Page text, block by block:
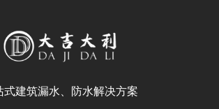
式建筑漏水、防水解决方案